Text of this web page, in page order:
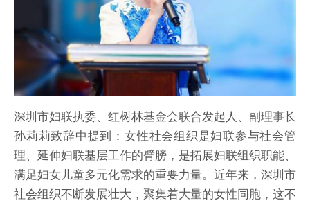
深圳市妇联执委、红树林基金会联合发起人、副理事长
孙莉莉致辞中提到：女性社会组织是妇联参与社会管
理、延伸妇联基层工作的臂膀，是拓展妇联组织职能、
满足妇女儿童多元化需求的重要力量。近年来，深圳市
社会组织不断发展壮大，聚集着大量的女性同胞，这不